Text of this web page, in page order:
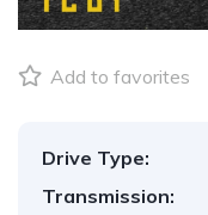
Add to favorites
Drive Type:
Transmission: